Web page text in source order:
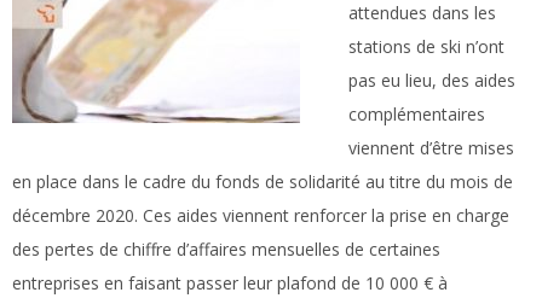
attendues dans les
stations de ski n’ont
pas eu lieu, des aides
complémentaires
viennent d’être mises
en place dans le cadre du fonds de solidarité au titre du mois de
décembre 2020. Ces aides viennent renforcer la prise en charge
des pertes de chiffre d’affaires mensuelles de certaines
entreprises en faisant passer leur plafond de 10 000 € à